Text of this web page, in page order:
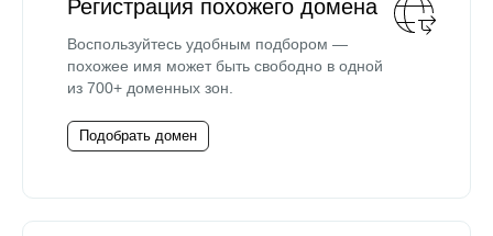
Регистрация похожего домена
Воспользуйтесь удобным подбором —
похожее имя может быть свободно в одной
из 700+ доменных зон.
Подобрать домен